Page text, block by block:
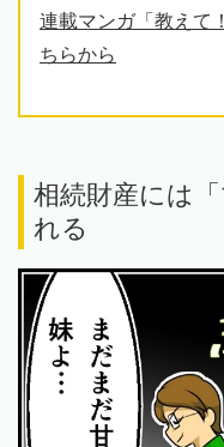
連載マンガ「教えて
ちらから
相続財産には
れる